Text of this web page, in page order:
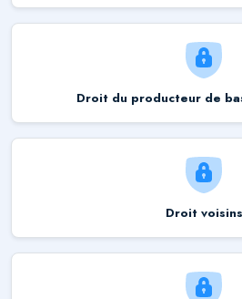
Droit du producteur de
Droit voisins